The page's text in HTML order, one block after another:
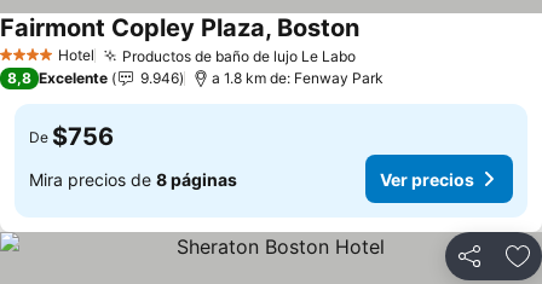
4 EstrellasHotel Productos de baño de lujo Le LaboVer precios
Fairmont Copley Plaza, BostonVer precios
8,8 Excelente 9.946 a 1.8 km de: Fenway Park
De $756
Mira precios de 8 páginas Ver precios
Compartir